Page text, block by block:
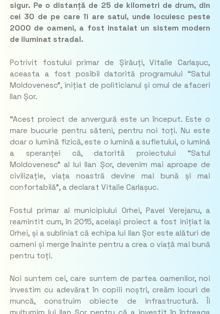
sigur. Pe o distanță de 25 de kilometri de drum, din
cei 30 de pe care îi are satul, unde locuiesc peste
2000 de oameni, a fost instalat un sistem modern
de iluminat stradal.
Potrivit fostului primar de Șirăuți, Vitalie Carlașuc,
aceasta a fost posibil datorită programului “Satul
Moldovenesc”, inițiat de politicianul și omul de afaceri
Ilan Șor.
“Acest proiect de anvergură este un început. Este o
mare bucurie pentru săteni, pentru noi toți. Nu este
doar o lumină fizică, este o lumină a sufletului, o lumină
a speranței că, datorită proiectului “Satul
Moldovenesc” al lui Ilan Șor, devenim mai aproape de
civilizație, viața noastră devine mai bună și mai
confortabilă”, a declarat Vitalie Carlașuc.
Fostul primar al municipiului Orhei, Pavel Verejanu, a
reamintit cum, în 2015, același proiect a fost inițiat la
Orhei, și a subliniat că echipa lui Ilan Șor este alături de
oameni și merge înainte pentru a crea o viață mai bună
pentru toți.
Noi suntem cei, care suntem de partea oamenilor, noi
investim cu adevărat în copiii noștri, creăm locuri de
muncă, construim obiecte de infrastructură. Îi